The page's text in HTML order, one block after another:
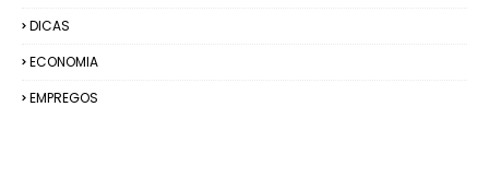
DICAS
ECONOMIA
EMPREGOS